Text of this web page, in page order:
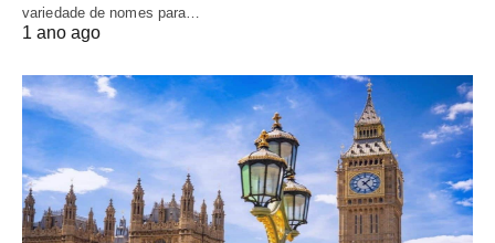
variedade de nomes para…
1 ano ago